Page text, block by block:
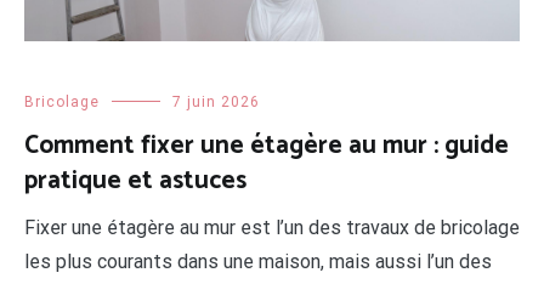
Bricolage 7 juin 2026
Comment fixer une étagère au mur : guide
pratique et astuces
Fixer une étagère au mur est l’un des travaux de bricolage
les plus courants dans une maison, mais aussi l’un des